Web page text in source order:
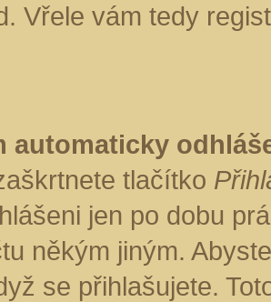
Vřele vám tedy
automaticky
tlačítko
jen po dobu
někým jiným.
se přihlašujete.